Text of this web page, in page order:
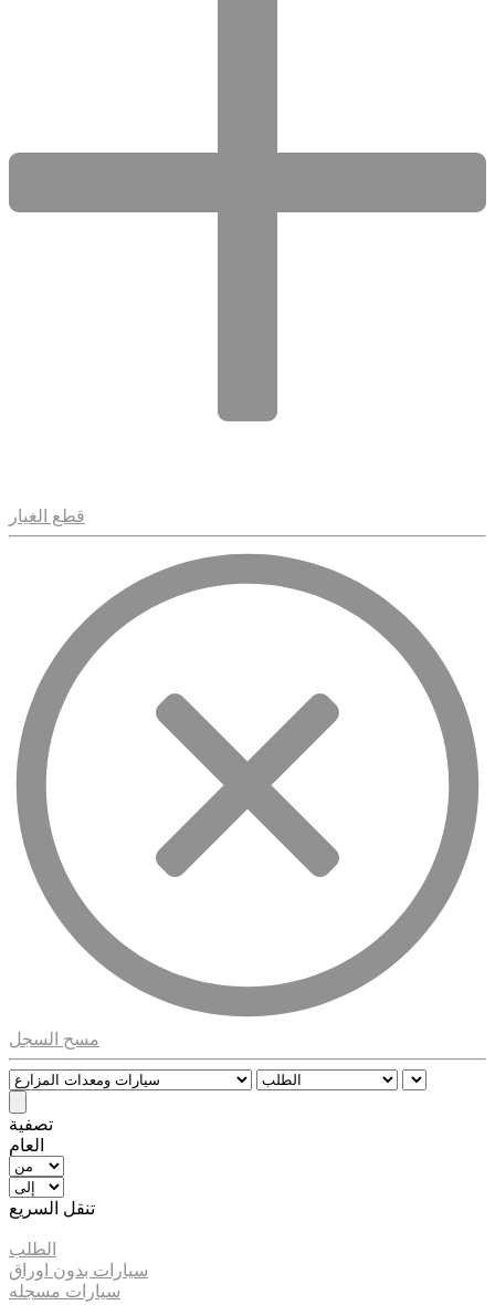
قطع الغيار
مسح السجل
تصفية
العام
تنقل السريع
الطلب
سيارات بدون اوراق
سيارات مسجله